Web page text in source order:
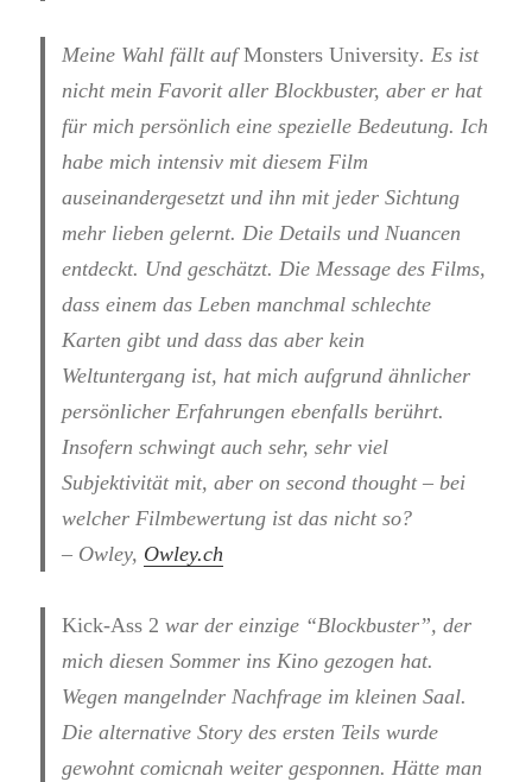
Meine Wahl fällt aufMonsters University. Es ist
nicht mein Favorit aller Blockbuster, aber er hat
für mich persönlich eine spezielle Bedeutung. Ich
habe mich intensiv mit diesem Film
auseinandergesetzt und ihn mit jeder Sichtung
mehr lieben gelernt. Die Details und Nuancen
entdeckt. Und geschätzt. Die Message des Films,
dass einem das Leben manchmal schlechte
Karten gibt und dass das aber kein
Weltuntergang ist, hat mich aufgrund ähnlicher
persönlicher Erfahrungen ebenfalls berührt.
Insofern schwingt auch sehr, sehr viel
Subjektivität mit, aber on second thought – bei
welcher Filmbewertung ist das nicht so?
– Owley, Owley.ch
Kick-Ass 2 war der einzige “Blockbuster”, der
mich diesen Sommer ins Kino gezogen hat.
Wegen mangelnder Nachfrage im kleinen Saal.
Die alternative Story des ersten Teils wurde
gewohnt comicnah weiter gesponnen. Hätte man